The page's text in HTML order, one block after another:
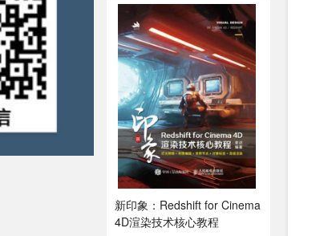
新印象：Redshift for Cinema
4D渲染技术核心教程